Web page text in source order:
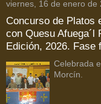
viernes, 16 de enero de
Concurso de Platos
con Quesu Afuega´l
Edición, 2026. Fase
Celebrada
Morcín.